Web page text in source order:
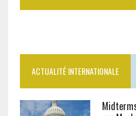
ACTUALITÉ INTERNATIONALE